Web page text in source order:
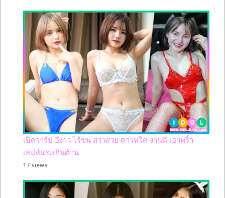
เปิดวาร์ป อีง่าว ไร้ขน สาวสวย ดาวทวิต งานดี เอวพริ้ว
เสน่ห์แรงเกินต้าน
17 views